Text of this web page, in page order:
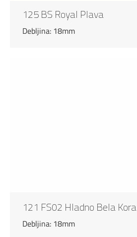
125 BS Royal Plava
Debljina: 18mm
121 FS02 Hladno Bela Kora
Debljina: 18mm